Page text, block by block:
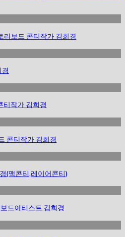
리보드 콘티작가 김희경
티작가 김희경
콘티작가 김희경
(맥콘티,레이어콘티)
드아티스트 김희경